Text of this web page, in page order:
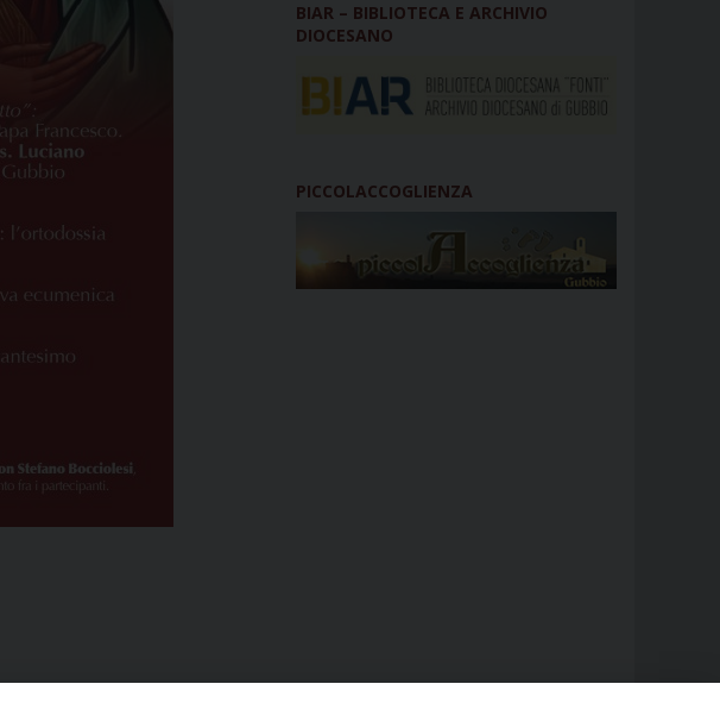
BIAR – BIBLIOTECA E ARCHIVIO
DIOCESANO
PICCOLACCOGLIENZA